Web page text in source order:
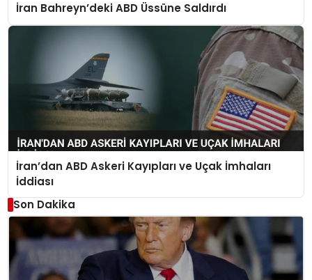
İran Bahreyn’deki ABD Üssüne Saldırdı
İran’dan ABD Askeri Kayıpları ve Uçak İmhaları
İddiası
Son Dakika